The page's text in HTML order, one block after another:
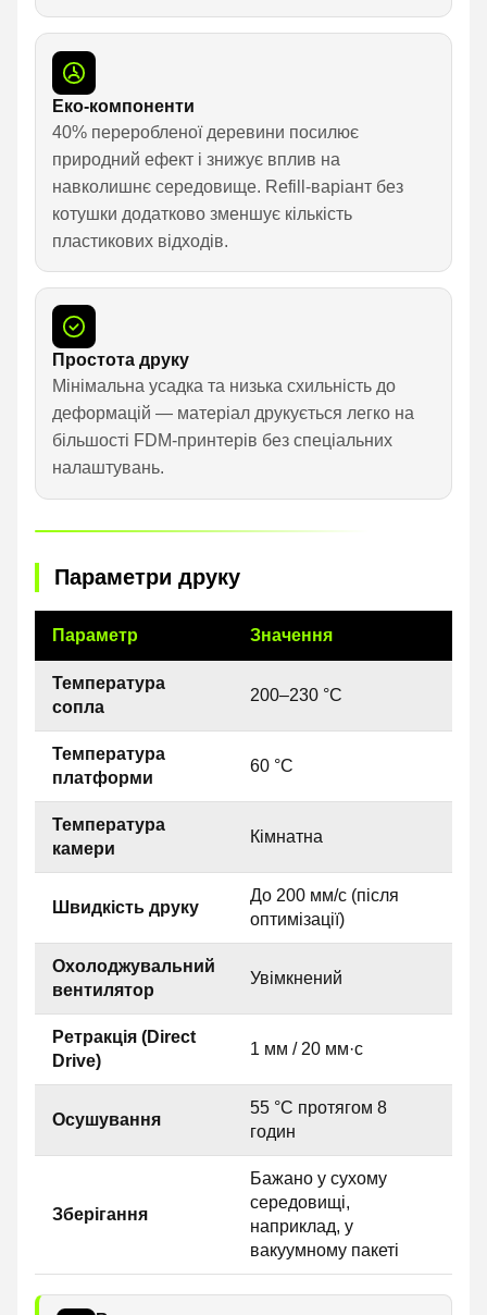
Еко-компоненти
40% переробленої деревини посилює
природний ефект і знижує вплив на
навколишнє середовище. Refill-варіант без
котушки додатково зменшує кількість
пластикових відходів.
Простота друку
Мінімальна усадка та низька схильність до
деформацій — матеріал друкується легко на
більшості FDM-принтерів без спеціальних
налаштувань.
Параметри друку
Параметр Значення
Температура
сопла
200–230 °C
Температура
платформи
60 °C
Температура
камери
Кімнатна
Швидкість друку
До 200 мм/с (після
оптимізації)
Охолоджувальний
вентилятор
Увімкнений
Ретракція (Direct
Drive)
1 мм / 20 мм·с
Осушування
55 °C протягом 8
годин
Зберігання
Бажано у сухому
середовищі,
наприклад, у
вакуумному пакеті